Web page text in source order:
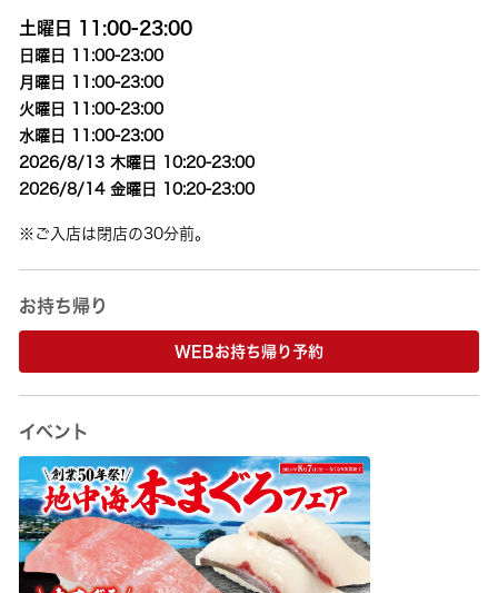
土曜日 11:00-23:00
日曜日 11:00-23:00
月曜日 11:00-23:00
火曜日 11:00-23:00
水曜日 11:00-23:00
2026/8/13 木曜日 10:20-23:00
2026/8/14 金曜日 10:20-23:00
※ご入店は閉店の30分前。
お持ち帰り
WEBお持ち帰り予約
イベント